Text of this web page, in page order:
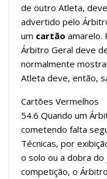
de outro Atleta,
advertido pelo
um cartão amarelo.
Árbitro Geral deve
normalmente
Atleta deve, então,
Cartões Vermelhos
54.6 Quando um
cometendo falta
Técnicas, por
o solo ou a dobra
competição, o